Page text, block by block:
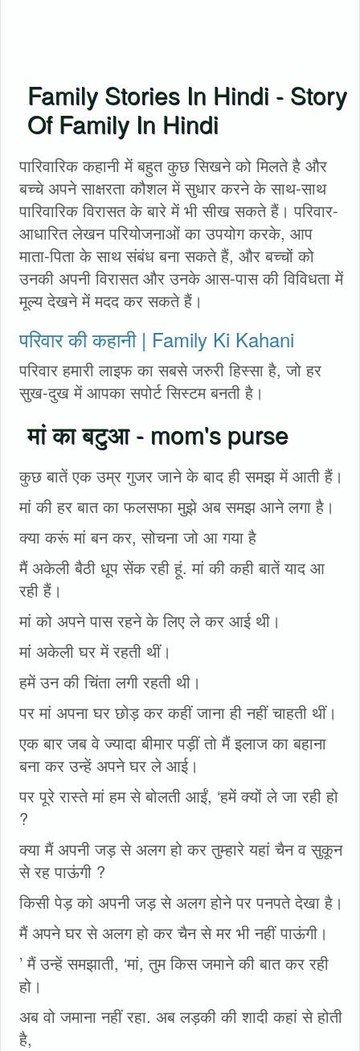
Family Stories In Hindi - Story
Of Family In Hindi
पारिवारिक कहानी में बहुत कुछ सिखने को मिलते है और
बच्चे अपने साक्षरता कौशल में सुधार करने के साथ-साथ
पारिवारिक विरासत के बारे में भी सीख सकते हैं। परिवार-
आधारित लेखन परियोजनाओं का उपयोग करके, आप
माता-पिता के साथ संबंध बना सकते हैं, और बच्चों को
उनकी अपनी विरासत और उनके आस-पास की विविधता में
मूल्य देखने में मदद कर सकते हैं।
परिवार की कहानी | Family Ki Kahani
परिवार हमारी लाइफ का सबसे जरुरी हिस्सा है, जो हर
सुख-दुख में आपका सपोर्ट सिस्टम बनती है।
मां का बटुआ - mom's purse
कुछ बातें एक उम्र गुजर जाने के बाद ही समझ में आती हैं।
मां की हर बात का फलसफा मुझे अब समझ आने लगा है।
क्या करूं मां बन कर, सोचना जो आ गया है
मैं अकेली बैठी धूप सेंक रही हूं. मां की कही बातें याद आ
रही हैं।
मां को अपने पास रहने के लिए ले कर आई थी।
मां अकेली घर में रहती थीं।
हमें उन की चिंता लगी रहती थी।
पर मां अपना घर छोड़ कर कहीं जाना ही नहीं चाहती थीं।
एक बार जब वे ज्यादा बीमार पड़ीं तो मैं इलाज का बहाना
बना कर उन्हें अपने घर ले आई।
पर पूरे रास्ते मां हम से बोलती आईं, ‘हमें क्यों ले जा रही हो
?
क्या मैं अपनी जड़ से अलग हो कर तुम्हारे यहां चैन व सुकून
से रह पाऊंगी ?
किसी पेड़ को अपनी जड़ से अलग होने पर पनपते देखा है।
मैं अपने घर से अलग हो कर चैन से मर भी नहीं पाऊंगी।
’ मैं उन्हें समझाती, ‘मां, तुम किस जमाने की बात कर रही
हो।
अब वो जमाना नहीं रहा. अब लड़की की शादी कहां से होती
है,